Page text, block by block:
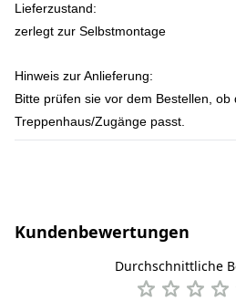
Lieferzustand:
zerlegt zur Selbstmontage
Hinweis zur Anlieferung:
Bitte prüfen sie vor dem Bestellen,
Treppenhaus/Zugänge passt.
Kundenbewertungen
Durchschnittliche